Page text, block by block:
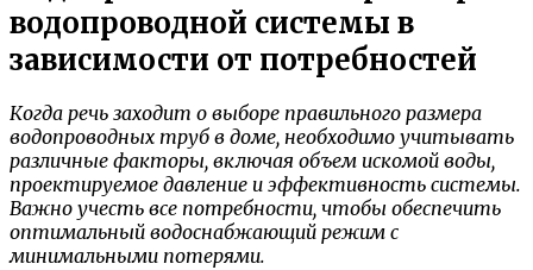
водопроводной системы в
зависимости от потребностей
Когда речь заходит о выборе правильного размера
водопроводных труб в доме, необходимо учитывать
различные факторы, включая объем искомой воды,
проектируемое давление и эффективность системы.
Важно учесть все потребности, чтобы обеспечить
оптимальный водоснабжающий режим с
минимальными потерями.